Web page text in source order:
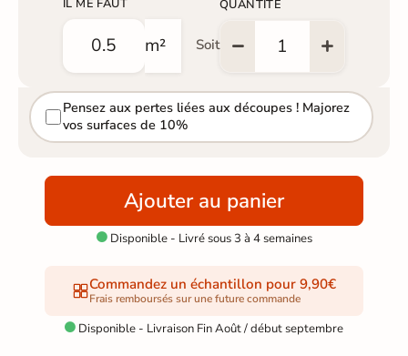
m² Soit
QUANTITÉ
Pensez aux pertes liées aux découpes ! Majorez
vos surfaces de 10%
Ajouter au panier
Disponible - Livré sous 3 à 4 semaines
Commandez un échantillon pour 9,90€
Frais remboursés sur une future commande
 Disponible - Livraison Fin Août / début septembre